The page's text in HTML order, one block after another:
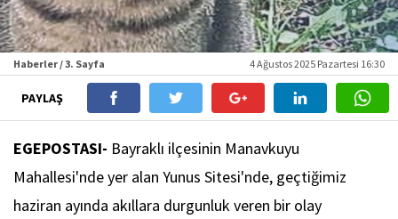
Haberler / 3. Sayfa 4 Ağustos 2025 Pazartesi 16:30
PAYLAŞ
EGEPOSTASI- Bayraklı ilçesinin Manavkuyu
Mahallesi'nde yer alan Yunus Sitesi'nde, geçtiğimiz
haziran ayında akıllara durgunluk veren bir olay